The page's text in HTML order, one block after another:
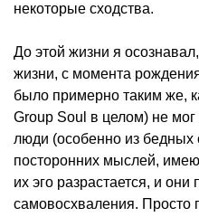
некоторые сходства.
До этой жизни я
жизни, с момента
было примерно таким же,
Group Soul в целом) не
люди (особенно из бедных
посторонних мыслей,
их эго разрастается, и
самовосхваления. Просто